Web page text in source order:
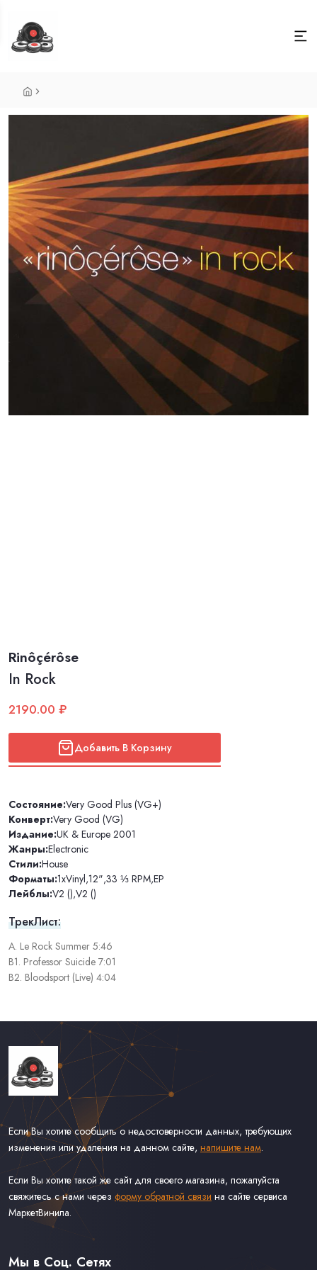
Rinôçérôse
In Rock
2190.00 ₽
Добавить В Корзину
Состояние:Very Good Plus (VG+)
Конверт:Very Good (VG)
Издание:UK & Europe 2001
Жанры:Electronic
Стили:House
Форматы:1xVinyl,12",33 ⅓ RPM,EP
Лейблы:V2 (),V2 ()
ТрекЛист:
A. Le Rock Summer 5:46
B1. Professor Suicide 7:01
B2. Bloodsport (Live) 4:04
Если Вы хотите сообщить о недостоверности данных, требующих
изменения или удаления на данном сайте, напишите нам.
Если Вы хотите такой же сайт для своего магазина, пожалуйста
свяжитесь с нами через форму обратной связи на сайте сервиса
МаркетВинила.
Каталог Винила, CD и Кассет
Доставка и Оплата
Мы в Соц. Сетях